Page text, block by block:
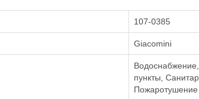
107-0385
Giacomini
пункты,
Пожаротушение